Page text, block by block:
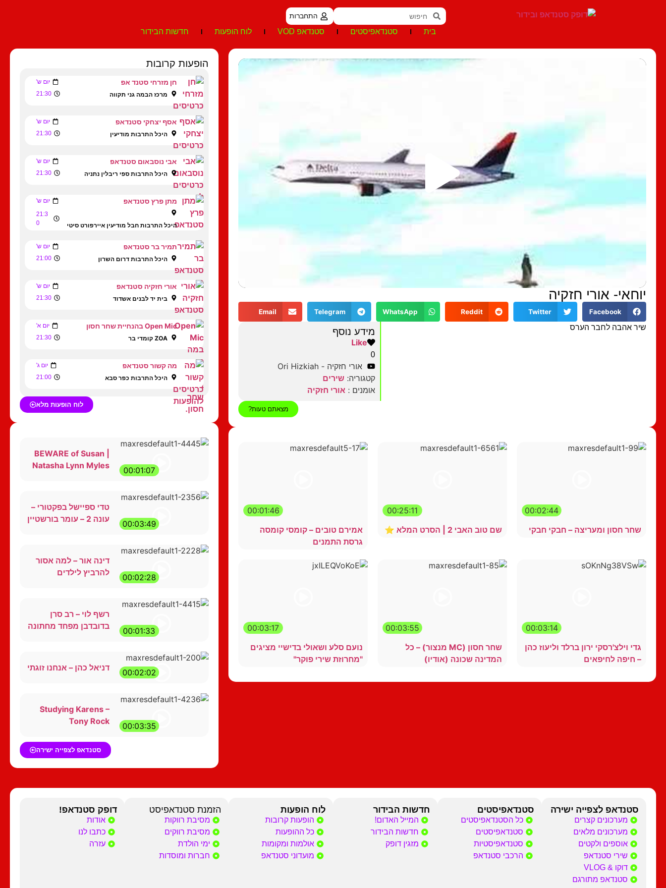
התחברות
בית סטנדאפיסטים סטנדאפ VOD לוח הופעות חדשות הבידור
יוחאי- אורי חזקיה
Facebook
Twitter
Reddit
WhatsApp
Telegram
Email
שיר אהבה לחבר הערס מידע נוסף
Like
0
אורי חזקיה - Ori Hizkiah
קטגוריה: שירים
אומנים : אורי חזקיה
מצאתם טעות?
00:02:44
שחר חסון ומעריצה – חבקי חבקי
00:25:11
שם טוב האבי 2 | הסרט המלא ⭐
00:01:46
אמירם טובים – קומסי קומסה
גרסת התמנים
00:03:14
גדי וילצ'רסקי ירון ברלד וליעוז כהן
– חיפה לחיפאים
00:03:55
שחר חסון (MC מנצור) – כל
המדינה שכונה (אודיו)
00:03:17
נועם סלע ושאולי בדישיי מציגים
"מחרוזת שירי פוקר"
הופעות קרובות
חן מזרחי סטנד אפ יום ש'
מרכז הבמה גני תקווה 21:30
אסף יצחקי סטנדאפ יום ש'
היכל התרבות מודיעין 21:30
אבי נוסבאום סטנדאפ יום ש'
היכל התרבות ספי ריבלין נתניה 21:30
מתן פרץ סטנדאפ יום ש'
היכל התרבות חבל מודיעין איירפורט סיטי
21:3
0
תמיר בר סטנדאפ יום ש'
היכל התרבות דרום השרון 21:00
אורי חזקיה סטנדאפ יום ש'
בית יד לבנים אשדוד 21:30
Open Mic בהנחיית שחר חסון יום א'
ZOA קומדי בר 21:30
מה קשור סטנדאפ יום ג'
היכל התרבות כפר סבא 21:00
לוח הופעות מלא
00:01:07
BEWARE of Susan |
Natasha Lynn Myles
00:03:49
טדי ספיישל בפקטורי –
עונה 2 – עומר בורשטיין
00:02:28
דינה אור – למה אסור
להרביץ לילדים
00:01:33
רשף לוי – רב סרן
בדובדבן מפחד מחתונה
00:02:02 דניאל כהן – אנחנו זוגתי
00:03:35
Studying Karens –
Tony Rock
סטנדאפ לצפייה ישירה
סטנדאפ לצפייה ישירה
מערכונים קצרים
מערכונים מלאים
אוספים ולקטים
שירי סטנדאפ
דוקו & VLOG
סטנדאפ מתורגם
סטנדאפיסטים
כל הסטנדאפיסטים
סטנדאפיסטים
סטנדאפיסטיות
הרכבי סטנדאפ
חדשות הבידור
המייל האדום!
חדשות הבידור
מזגין דופק
לוח הופעות
הופעות קרובות
כל ההופעות
אולמות ומקומות
מועדוני סטנדאפ
הזמנת סטנדאפיסט
מסיבת רווקות
מסיבת רווקים
ימי הולדת
חברות ומוסדות
דופק סטנדאפ!
אודות
כתבו לנו
עזרה